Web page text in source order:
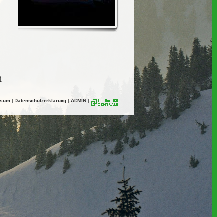
| Datenschutzerklärung | ADMIN |